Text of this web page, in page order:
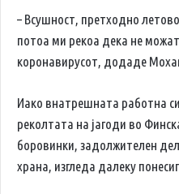
– Всушност, претходно
потоа ми рекоа дека не
коронавирусот, додаде
Иако внатрешната работна
реколтата на јагоди во
боровинки, задолжителен
храна, изгледа далеку